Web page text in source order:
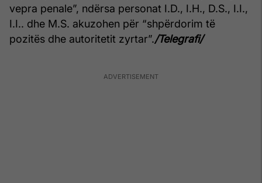
vepra penale”, ndërsa personat I.D., I.H., D.S., I.I.,
I.I.. dhe M.S. akuzohen për “shpërdorim të
pozitës dhe autoritetit zyrtar”./Telegrafi/